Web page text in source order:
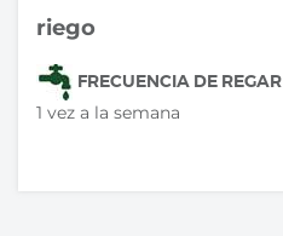
riego
FRECUENCIA DE REGAR
1 vez a la semana